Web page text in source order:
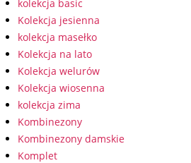
kolekcja basic
Kolekcja jesienna
kolekcja masełko
Kolekcja na lato
Kolekcja welurów
Kolekcja wiosenna
kolekcja zima
Kombinezony
Kombinezony damskie
Komplet